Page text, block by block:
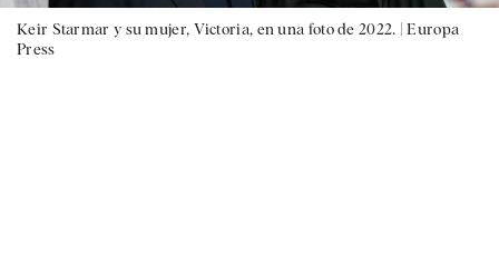
Keir Starmar y su mujer, Victoria, en una foto de 2022. |Europa
Press